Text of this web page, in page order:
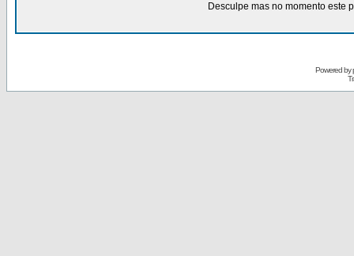
Desculpe mas no momento este
Powered by